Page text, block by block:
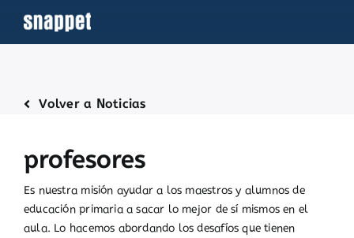
contenido
Volver a Noticias
profesores
Es nuestra misión ayudar a los maestros y alumnos de
educación primaria a sacar lo mejor de sí mismos en el
aula. Lo hacemos abordando los desafíos que tienen